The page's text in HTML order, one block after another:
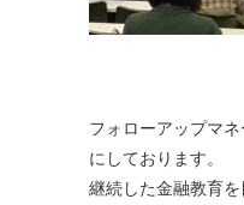
フォローアップマ
にしております。
継続した金融教育